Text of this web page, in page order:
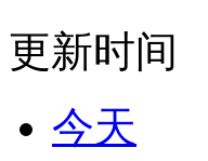
更新时间
今天